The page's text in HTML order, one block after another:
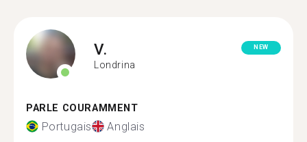
V.
Londrina
NEW
PARLE COURAMMENT
Portugais Anglais